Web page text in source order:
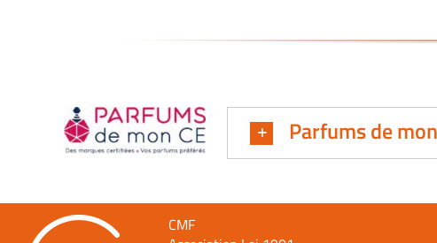
Parfums de
CMF